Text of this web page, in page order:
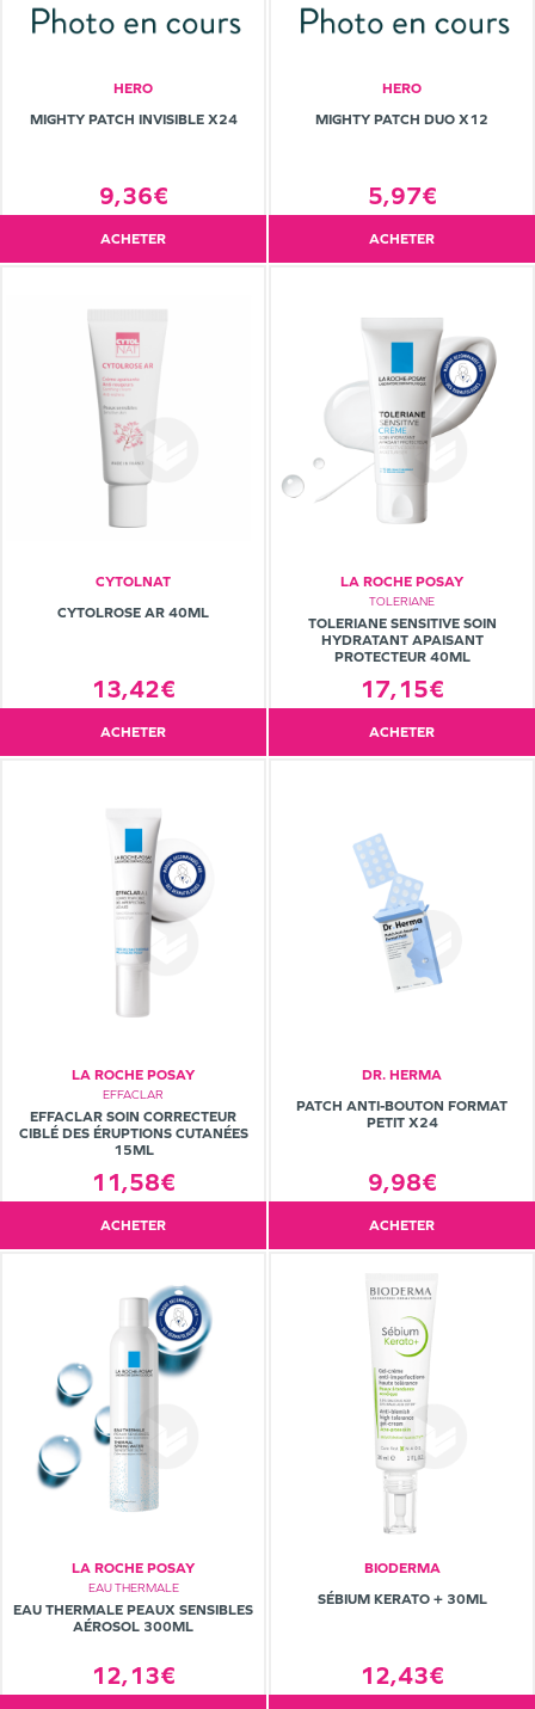
HERO
MIGHTY PATCH INVISIBLE X24
9,36€
ACHETER
HERO
MIGHTY PATCH DUO X12
5,97€
ACHETER
CYTOLNAT
CYTOLROSE AR 40ML
13,42€
ACHETER
LA ROCHE POSAY
TOLERIANE
TOLERIANE SENSITIVE SOIN
HYDRATANT APAISANT
PROTECTEUR 40ML
17,15€
ACHETER
LA ROCHE POSAY
EFFACLAR
EFFACLAR SOIN CORRECTEUR
CIBLÉ DES ÉRUPTIONS CUTANÉES
15ML
11,58€
ACHETER
DR. HERMA
PATCH ANTI-BOUTON FORMAT
PETIT X24
9,98€
ACHETER
LA ROCHE POSAY
EAU THERMALE
EAU THERMALE PEAUX SENSIBLES
AÉROSOL 300ML
12,13€
BIODERMA
SÉBIUM KERATO + 30ML
12,43€